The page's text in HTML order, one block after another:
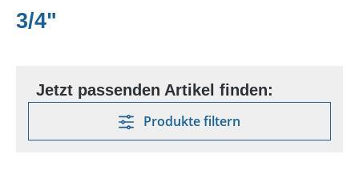
3/4"
Produkte filtern